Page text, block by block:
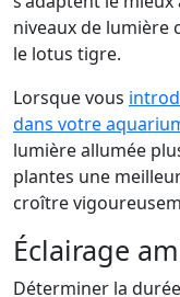
niveaux de lumière
le lotus tigre.
Lorsque vous
dans votre
lumière allumée
plantes une
croître
Éclairage
Déterminer la